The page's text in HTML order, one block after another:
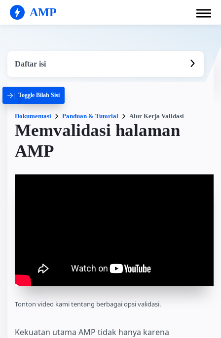
AMP
Daftar isi
Toggle Bilah Sisi
Dokumentasi Panduan & Tutorial Alur Kerja Validasi
Memvalidasi halaman
AMP
Tonton video kami tentang berbagai opsi validasi.
Kekuatan utama AMP tidak hanya karena